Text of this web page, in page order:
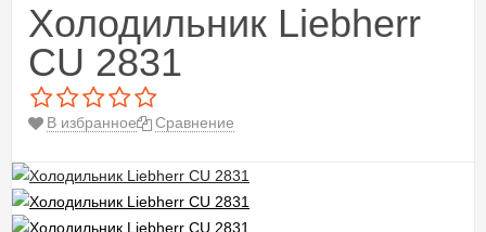
Холодильник Liebherr
CU 2831
В избранное Сравнение